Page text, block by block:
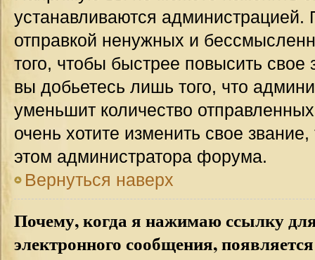
устанавливаются администрацией.
отправкой ненужных и
того, чтобы быстрее повысить
вы добьетесь лишь того, что
уменьшит количество
очень хотите изменить свое
этом администратора форума.
Вернуться наверх
Почему, когда я нажимаю ссылку
электронного сообщения,